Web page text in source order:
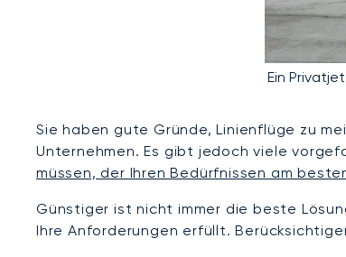
Ein
Sie haben gute Gründe, Linienflüge zu
Unternehmen. Es gibt jedoch viele
müssen, der Ihren Bedürfnissen am
Günstiger ist nicht immer die beste
Ihre Anforderungen erfüllt.